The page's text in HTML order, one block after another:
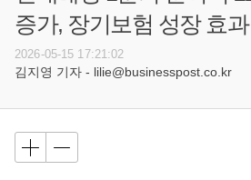
증가, 장기보험 성장 효과
2026-05-15 17:21:02
김지영 기자 - lilie@businesspost.co.kr